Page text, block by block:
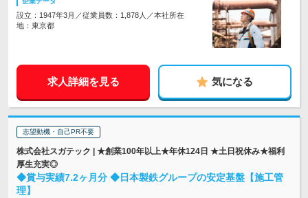
設立：1947年3月／従業員数：1,878人／本社所在
地：東京都
求人詳細を見る 気になる
志望動機・自己PR不要
株式会社スガテック | ★創業100年以上★年休124日 ★土日祝休み★福利
厚生充実◎
◆賞与実績7.2ヶ月分 ◆日本製鉄グループの安定基盤【施工管
理】